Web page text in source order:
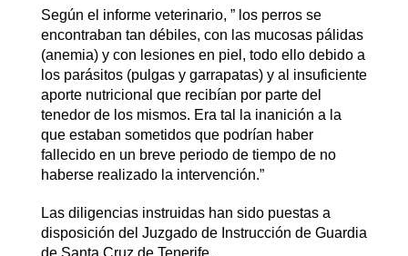
Según el informe veterinario, ” los perros se
encontraban tan débiles, con las mucosas pálidas
(anemia) y con lesiones en piel, todo ello debido a
los parásitos (pulgas y garrapatas) y al insuficiente
aporte nutricional que recibían por parte del
tenedor de los mismos. Era tal la inanición a la
que estaban sometidos que podrían haber
fallecido en un breve periodo de tiempo de no
haberse realizado la intervención.”
Las diligencias instruidas han sido puestas a
disposición del Juzgado de Instrucción de Guardia
de Santa Cruz de Tenerife.